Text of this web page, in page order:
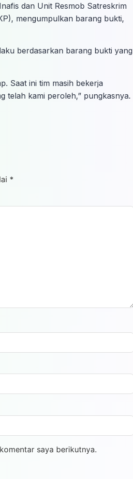
dan Unit Resmob Satreskrim
mengumpulkan barang bukti,
berdasarkan barang bukti yang
Saat ini tim masih bekerja
telah kami peroleh,” pungkasnya.
*
saya berikutnya.